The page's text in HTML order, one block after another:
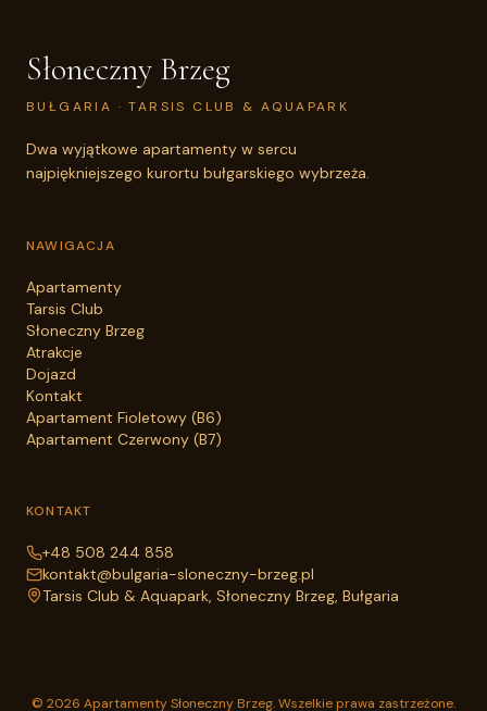
Słoneczny Brzeg
BUŁGARIA ·TARSIS CLUB & AQUAPARK
Dwa wyjątkowe apartamenty w sercu
najpiękniejszego kurortu bułgarskiego wybrzeża.
NAWIGACJA
Apartamenty
Tarsis Club
Słoneczny Brzeg
Atrakcje
Dojazd
Kontakt
Apartament Fioletowy (B6)
Apartament Czerwony (B7)
KONTAKT
+48 508 244 858
kontakt@bulgaria-sloneczny-brzeg.pl
Tarsis Club & Aquapark, Słoneczny Brzeg, Bułgaria
© 2026 Apartamenty Słoneczny Brzeg. Wszelkie prawa zastrzeżone.